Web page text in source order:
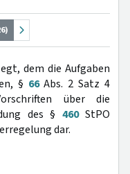
dem die Aufgaben
§ 66Abs. 2 Satz 4
über die
des § 460StPO
dar.